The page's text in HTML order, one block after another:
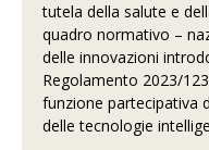
tutela della salute e
quadro normativo –
delle innovazioni
Regolamento 2023/
funzione partecipativa
delle tecnologie